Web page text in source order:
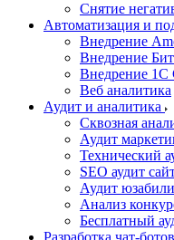
Снятие
Автоматизация и
Внедрение
Внедрение
Внедрение 1C
Веб аналитика
Аудит и аналитика
Сквозная
Аудит
Технический
SEO аудит
Аудит
Анализ
Бесплатный
Разработка чат-ботов